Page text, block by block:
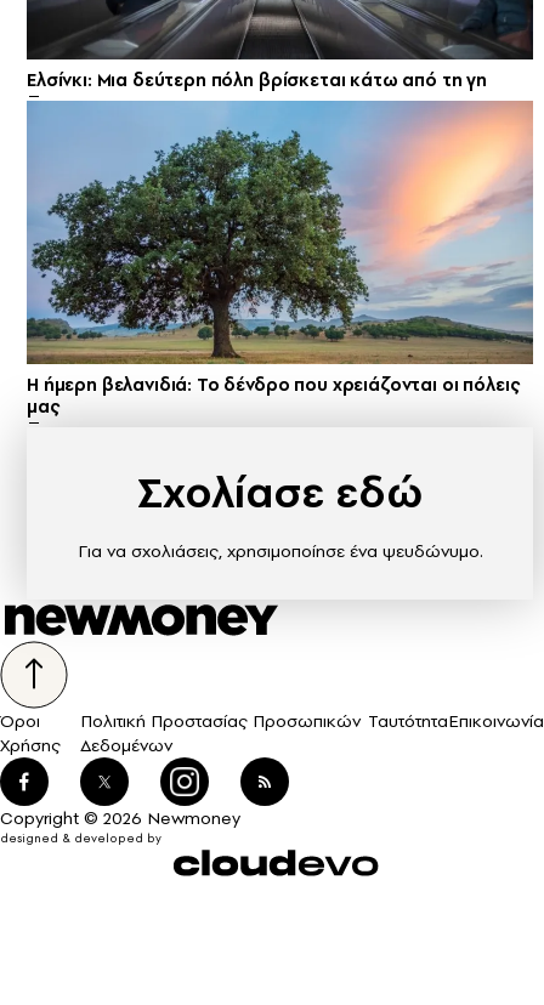
Ελσίνκι: Mια δεύτερη πόλη βρίσκεται κάτω από τη γη
Η ήμερη βελανιδιά: Το δένδρο που χρειάζονται οι πόλεις
μας
Σχολίασε εδώ
Για να σχολιάσεις, χρησιμοποίησε ένα ψευδώνυμο.
Όροι
Χρήσης
Πολιτική Προστασίας Προσωπικών
Δεδομένων
ΤαυτότηταΕπικοινωνία
Copyright © 2026 Newmoney
designed & developed by